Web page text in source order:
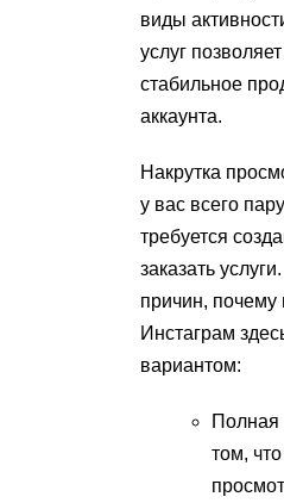
виды
услуг
стабильное
аккаунта.
Накрутка
у вас всего
требуется
заказать
причин, почему
Инстаграм
вариантом:
Полная
том,